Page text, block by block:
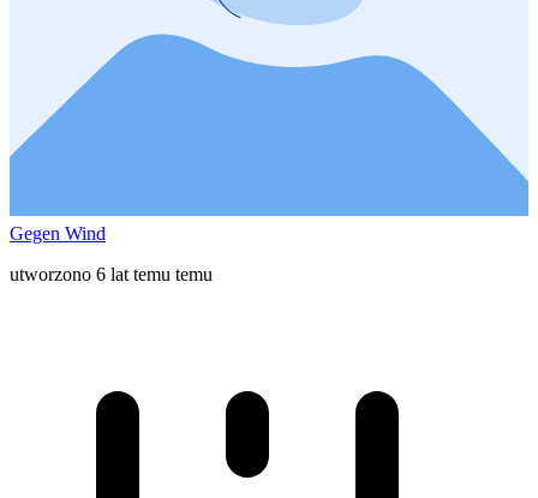
Gegen Wind
utworzono 6 lat temu temu